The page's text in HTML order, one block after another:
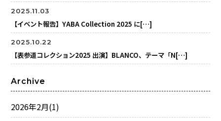
2025.11.03
【イベント報告】YABA Collection 2025 に[…]
2025.10.22
【表参道コレクション2025 出演】BLANCO、テーマ「N[…]
Archive
2026年2月(1)